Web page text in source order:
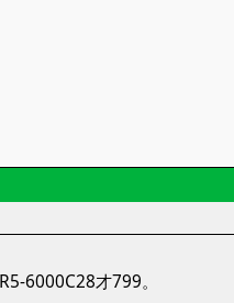
6000C28才799。